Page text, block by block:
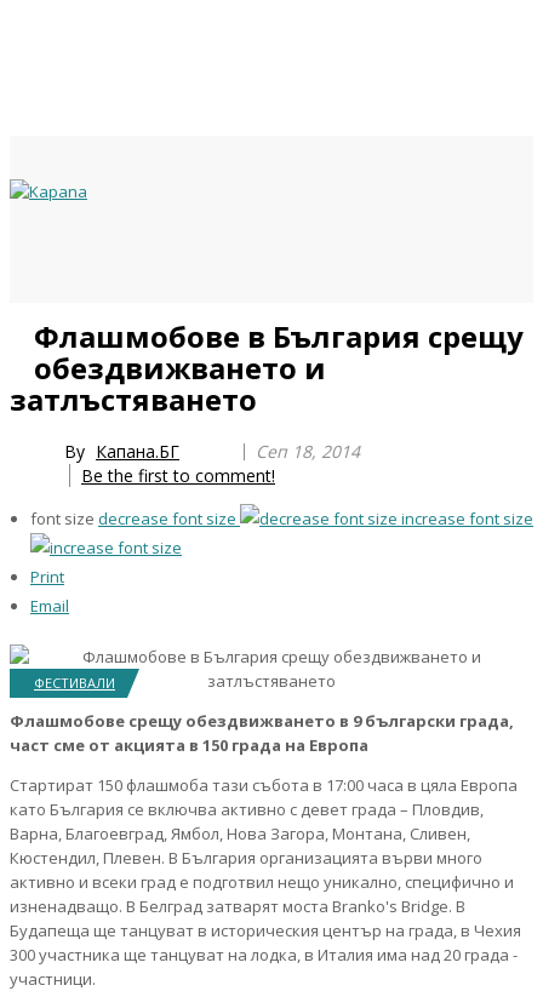
Флашмобове в България срещу
обездвижването и
затлъстяването
By Капана.БГ
Сеп 18, 2014
Be the first to comment!
font size decrease font size increase font size
Print
Email
ФЕСТИВАЛИ
Флашмобове срещу обездвижването в 9 български града,
част сме от акцията в 150 града на Европа
Стартират 150 флашмоба тази събота в 17:00 часа в цяла Европа
като България се включва активно с девет града – Пловдив,
Варна, Благоевград, Ямбол, Нова Загора, Монтана, Сливен,
Кюстендил, Плевен. В България организацията върви много
активно и всеки град е подготвил нещо уникално, специфично и
изненадващо. В Белград затварят моста Branko's Bridge. В
Будапеща ще танцуват в историческия център на града, в Чехия
300 участника ще танцуват на лодка, в Италия има над 20 града -
участници.
Year
Month
Year
Month